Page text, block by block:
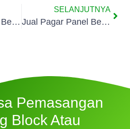
Jual Pagar Panel Beton Di Tanjung Duren Selatan
SELANJUTNYA
Jual Pagar Panel Beton Di Tomang
Pemasangan
Block Atau